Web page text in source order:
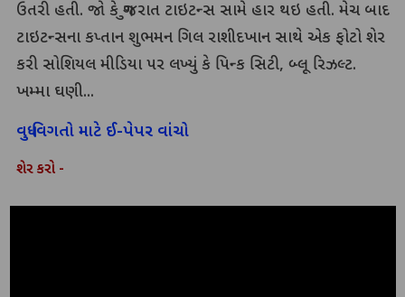
ઉતરી હતી. જો કે ગુજરાત ટાઇટન્સ સામે હાર થઇ હતી. મેચ બાદ
ટાઇટન્સના કપ્તાન શુભમન ગિલ રાશીદખાન સાથે એક ફોટો શેર
કરી સોશિયલ મીડિયા પર લખ્યું કે પિન્ક સિટી, બ્લૂ રિઝલ્ટ.
ખમ્મા ઘણી...
વધુ વિગતો માટે ઈ-પેપર વાંચો
શેર કરો -